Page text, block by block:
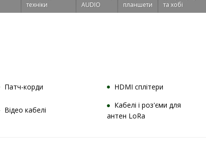
техніки
AUDIO
планшети
та хобі
Патч-корди HDMI сплітери
Відео кабелі
Кабелі і роз'єми для
антен LoRa